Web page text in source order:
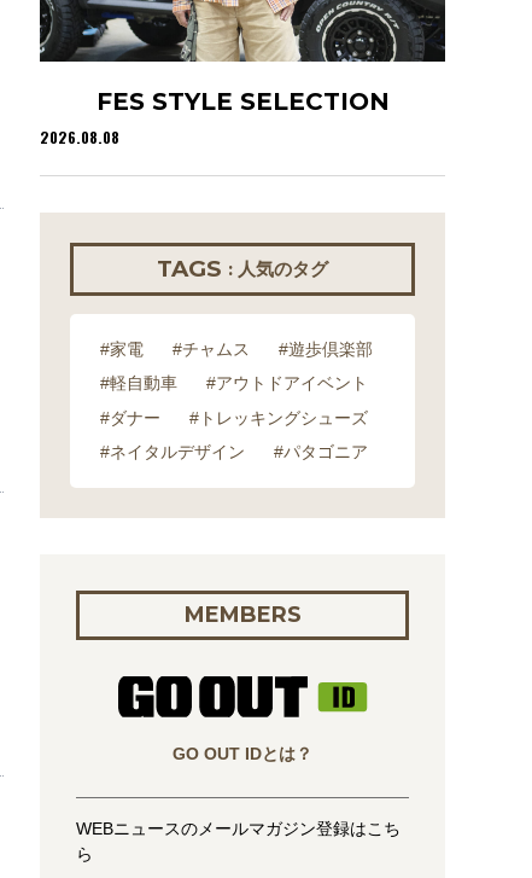
FES STYLE SELECTION
2026.08.08
TAGS : 人気のタグ
#家電 #チャムス
#遊歩倶楽部
#軽自動車
#アウトドアイベント
#ダナー
#トレッキングシューズ
#ネイタルデザイン
#パタゴニア
MEMBERS
GO OUT IDとは？
WEBニュースのメールマガジン登録はこち
ら